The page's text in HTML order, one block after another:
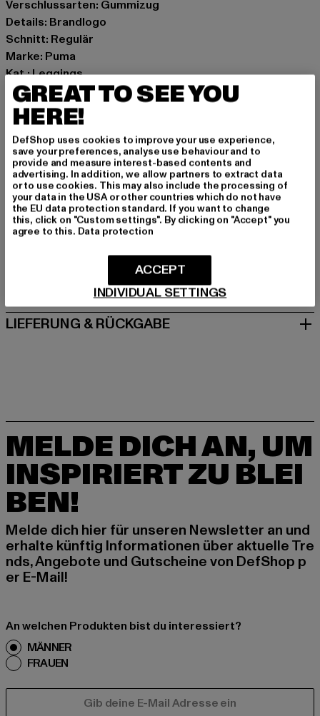
Verschlussarten: Gummizug
Details: Brandlogo
Schnitt: Regulär
Marke: Puma
Kat.: Leggings
Farbe: rot
Hersteller Farbe: intense red
Materialzusammensetzung: 70% Polyester, 30%
Elasthan
Art.Nr: 53476901-07027
Hersteller: PUMA Europe GmbH |service@puma.com
PUMA Way 1 | 91074 Herzogenaurach | DE
GRÖSSE & PASSFORM
PFLEGEHINWEISE
LIEFERUNG & RÜCKGABE
MELDE DICH AN, UM
INSPIRIERT ZU BLEI
BEN!
Melde dich hier für unseren Newsletter an und
erhalte künftig Informationen über aktuelle Tre
nds, Angebote und Gutscheine von DefShop p
er E-Mail!
An welchen Produkten bist du interessiert?
MÄNNER
FRAUEN
GREAT TO SEE YOU
HERE!
DefShop uses cookies to improve your use experience,
save your preferences, analyse use behaviour and to
provide and measure interest-based contents and
advertising. In addition, we allow partners to extract data
or to use cookies. This may also include the processing of
your data in the USA or other countries which do not have
the EU data protection standard. If you want to change
this, click on "Custom settings". By clicking on "Accept" you
agree to this. Data protection
INDIVIDUAL SETTINGS
ACCEPT